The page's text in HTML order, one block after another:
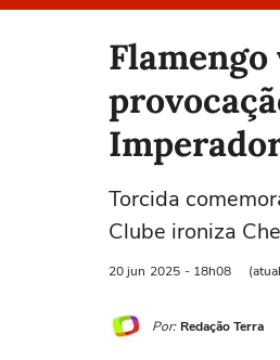
Selecione o time para ver as
Flamengo
Torcida
Clube ironiza
20 jun 2025 - 18h08
Por: Redação Terra